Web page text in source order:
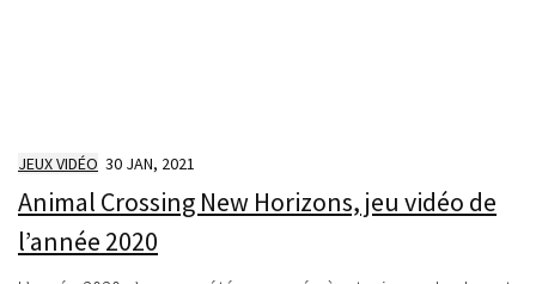
JEUX VIDÉO 30 JAN, 2021
Animal Crossing New Horizons, jeu vidéo de
l’année 2020